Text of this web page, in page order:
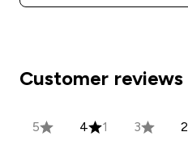
Customer reviews
5 4 1 3 2